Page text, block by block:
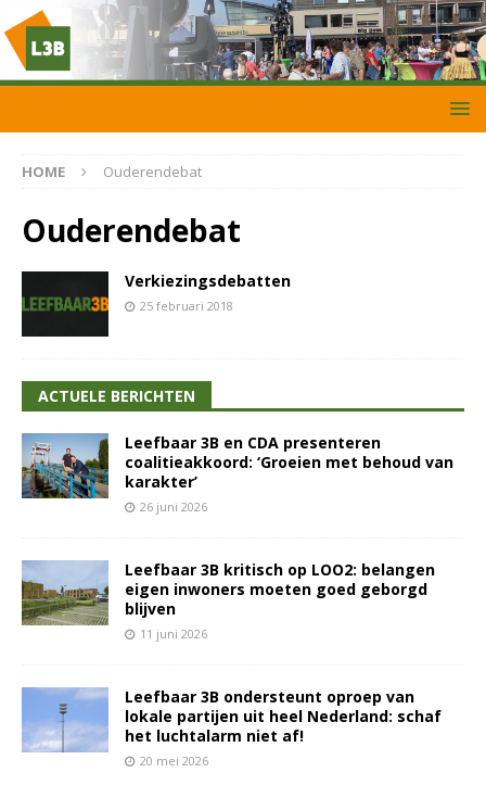
HOME Ouderendebat
Ouderendebat
Verkiezingsdebatten
25 februari 2018
ACTUELE BERICHTEN
Leefbaar 3B en CDA presenteren
coalitieakkoord: ‘Groeien met behoud van
karakter’
26 juni 2026
Leefbaar 3B kritisch op LOO2: belangen
eigen inwoners moeten goed geborgd
blijven
11 juni 2026
Leefbaar 3B ondersteunt oproep van
lokale partijen uit heel Nederland: schaf
het luchtalarm niet af!
20 mei 2026